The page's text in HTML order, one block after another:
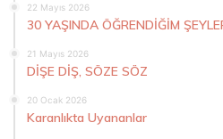
22 Mayıs 2026
30 YAŞINDA ÖĞRENDİĞİM
21 Mayıs 2026
DİŞE DİŞ, SÖZE SÖZ
20 Ocak 2026
Karanlıkta Uyananlar